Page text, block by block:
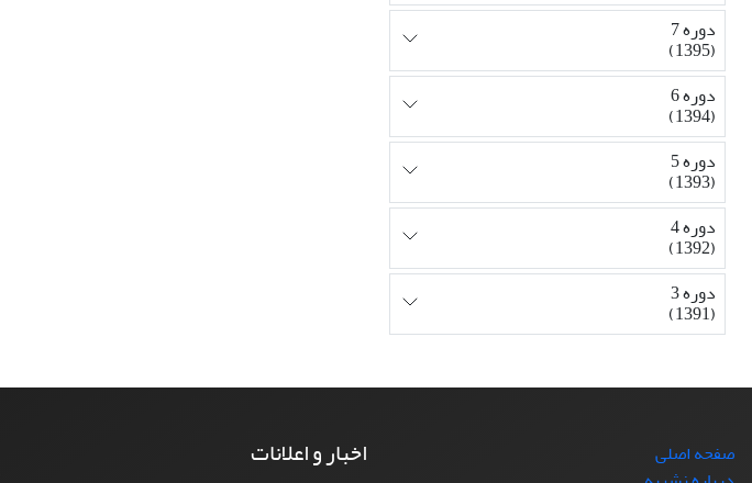
دوره 7
(1395)
دوره 6
(1394)
دوره 5
(1393)
دوره 4
(1392)
دوره 3
(1391)
صفحه اصلی
اخبار و اعلانات